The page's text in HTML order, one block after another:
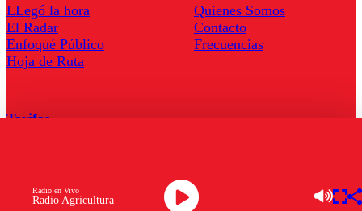
Radio Agricultura
Radio en Vivo
LLegó la hora
El Radar
Enfoqué Público
Hoja de Ruta
Quienes Somos
Contacto
Frecuencias
Tarifas